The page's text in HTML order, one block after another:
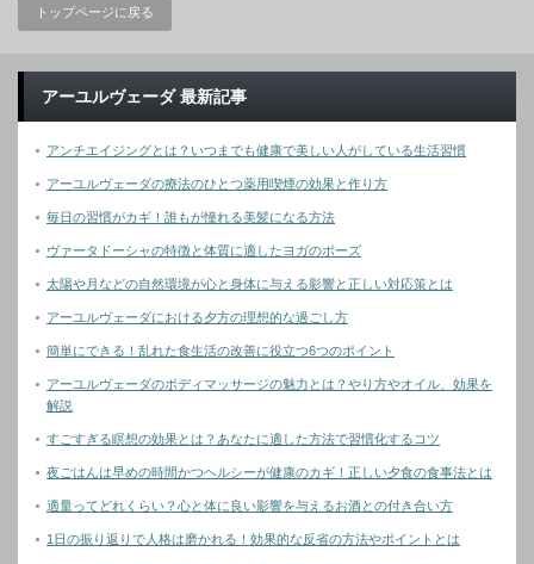
トップページに戻る
アーユルヴェーダ 最新記事
アンチエイジングとは？いつまでも健康で美しい人がしている生活習慣
アーユルヴェーダの療法のひとつ薬用喫煙の効果と作り方
毎日の習慣がカギ！誰もが憧れる美髪になる方法
ヴァータドーシャの特徴と体質に適したヨガのポーズ
太陽や月などの自然環境が心と身体に与える影響と正しい対応策とは
アーユルヴェーダにおける夕方の理想的な過ごし方
簡単にできる！乱れた食生活の改善に役立つ6つのポイント
アーユルヴェーダのボディマッサージの魅力とは？やり方やオイル、効果を
解説
すごすぎる瞑想の効果とは？あなたに適した方法で習慣化するコツ
夜ごはんは早めの時間かつヘルシーが健康のカギ！正しい夕食の食事法とは
適量ってどれくらい？心と体に良い影響を与えるお酒との付き合い方
1日の振り返りで人格は磨かれる！効果的な反省の方法やポイントとは